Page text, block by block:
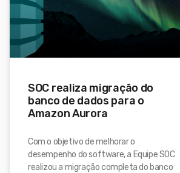
SOC realiza migração do
banco de dados para o
Amazon Aurora
Com o objetivo de melhorar o
desempenho do software, a Equipe SOC
realizou a migração completa do banco